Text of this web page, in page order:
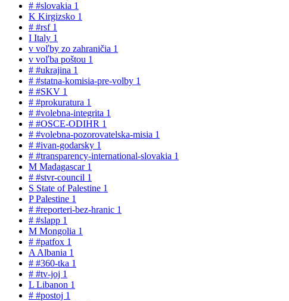
# #slovakia 1
K Kirgizsko 1
# #rsf 1
I Italy 1
v voľby zo zahraničia 1
v voľba poštou 1
# #ukrajina 1
# #statna-komisia-pre-volby 1
# #SKV 1
# #prokuratura 1
# #volebna-integrita 1
# #OSCE-ODIHR 1
# #volebna-pozorovatelska-misia 1
# #ivan-godarsky 1
# #transparency-international-slovakia 1
M Madagascar 1
# #stvr-council 1
S State of Palestine 1
PPalestine 1
# #reporteri-bez-hranic 1
# #slapp 1
M Mongolia 1
# #patfox 1
A Albania 1
# #360-tka 1
# #tv-joj 1
L Libanon 1
# #postoj 1